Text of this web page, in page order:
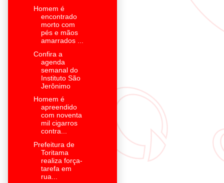
Homem é
encontrado
morto com
pés e mãos
amarrados ...
Confira a
agenda
semanal do
Instituto São
Jerônimo
Homem é
apreendido
com noventa
mil cigarros
contra...
Prefeitura de
Toritama
realiza força-
tarefa em
rua...